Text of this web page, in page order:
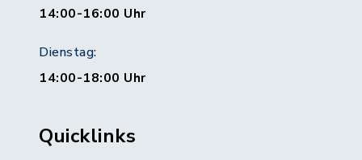
14:00-16:00 Uhr
Dienstag:
14:00-18:00 Uhr
Quicklinks